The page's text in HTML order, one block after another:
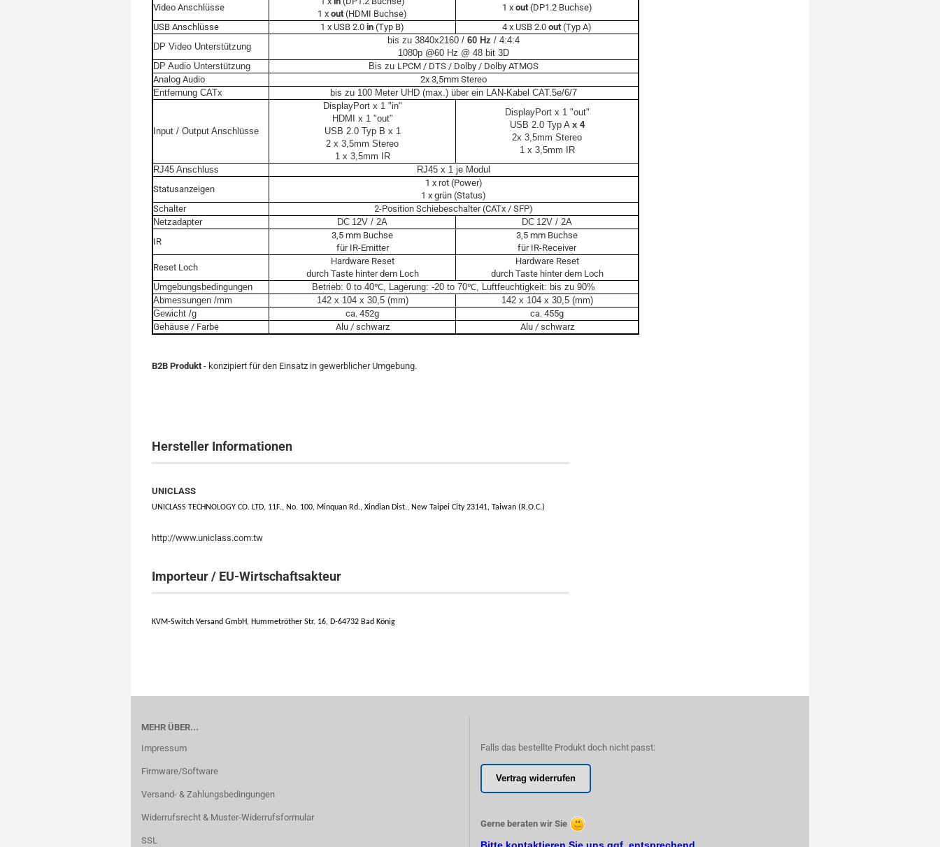
Video Anschlüsse
1 x out (HDMI Buchse)
1 x out(DP1.2 Buchse)
USB Anschlüsse
1 x USB 2.0 in (Typ B) 4 x USB 2.0 out (Typ A)
DP Video Unterstützung
bis zu 3840x2160 / 60 Hz / 4:4:4
1080p @60 Hz @ 48 bit 3D
DP Audio Unterstützung Bis zu LPCM / DTS / Dolby / Dolby ATMOS
Analog Audio
2x 3,5mm Stereo
Entfernung CATx
bis zu 100 Meter UHD (max.) über ein LAN-Kabel CAT.5e/6/7
Input / Output Anschlüsse
DisplayPort x 1 "in"
HDMI x 1 "out"
USB 2.0 Typ B x 1
2 x 3,5mm Stereo
1 x 3,5mm IR
DisplayPort x 1 "out"
USB 2.0 Typ A x 4
2x 3,5mm Stereo
1 x 3,5mm IR
RJ45 Anschluss RJ45 x 1 je Modul
Statusanzeigen
1 x rot (Power)
1 x grün (Status)
Schalter
2-Position Schiebeschalter (CATx / SFP)
Netzadapter
DC 12V / 2A DC 12V / 2A
IR
3,5 mm Buchse
für IR-Emitter
3,5 mm Buchse
für IR-Receiver
Reset Loch
Hardware Reset
durch Taste hinter dem Loch
Hardware Reset
durch Taste hinter dem Loch
Umgebungsbedingungen
Betrieb: 0 to 40℃ , Lagerung: -20 to 70℃ , Luftfeuchtigkeit: bis zu 90%
Abmessungen /mm
142 x 104 x 30,5 (mm)
142 x 104 x 30,5 (mm)
Gewicht /g
ca. 452g
ca. 455g
Gehäuse / Farbe
Alu / schwarz Alu / schwarz
B2B Produkt - konzipiert für den Einsatz in gewerblicher Umgebung.
Hersteller Informationen
UNICLASS
UNICLASS TECHNOLOGY CO. LTD, 11F., No. 100, Minquan Rd., Xindian Dist., New Taipei City 23141, Taiwan (R.O.C.)
http://www.uniclass.com.tw
Importeur / EU-Wirtschaftsakteur
KVM-Switch Versand GmbH, Hummetröther Str. 16, D-64732 Bad König
MEHR ÜBER...
Impressum
Firmware/Software
Versand- & Zahlungsbedingungen
Widerrufsrecht & Muster-Widerrufsformular
SSL
Falls das bestellte Produkt doch nicht passt:
Vertrag widerrufen
Gerne beraten wir Sie